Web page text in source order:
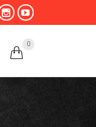
 
to
0